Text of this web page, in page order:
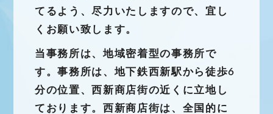
てるよう、尽力いたしますので、宜し
くお願い致します。
当事務所は、地域密着型の事務所で
す。事務所は、地下鉄西新駅から徒歩6
分の位置、西新商店街の近くに立地し
ております。西新商店街は、全国的に